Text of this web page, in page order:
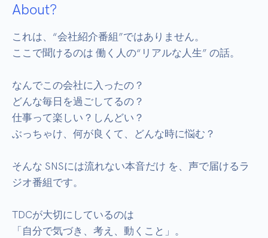
About?
これは、“会社紹介番組”ではありません。
ここで聞けるのは 働く人の“リアルな人生” の話。
なんでこの会社に入ったの？
どんな毎日を過ごしてるの？
仕事って楽しい？しんどい？
ぶっちゃけ、何が良くて、どんな時に悩む？
そんな SNSには流れない本音だけ を、声で届けるラ
ジオ番組です。
TDCが大切にしているのは
「自分で気づき、考え、動くこと」。